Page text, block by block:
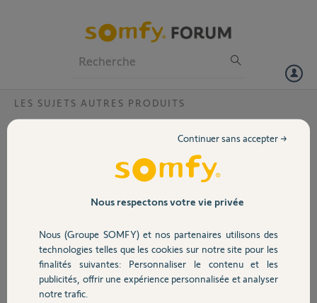
Volet
Sécurité
Domotique
LES SUJETS AUTRES PRODUITS
sensibilité caméra home advanced
j'ai installé 3 caméras home advanced qui déclenchent régulièrement
par des petits insectes ( papillon, araignée )
Même la sensibilité réglée au minimum le problème persiste!!
Merci,
MARTIAL G.
il y a environ 2 ans
Nous respectons votre vie privée
Nous (Groupe SOMFY) et nos partenaires utilisons des
technologies telles que les cookies sur notre site pour les
finalités suivantes: Personnaliser le contenu et les
publicités, offrir une expérience personnalisée et analyser
notre trafic.
Continuer sans accepter →